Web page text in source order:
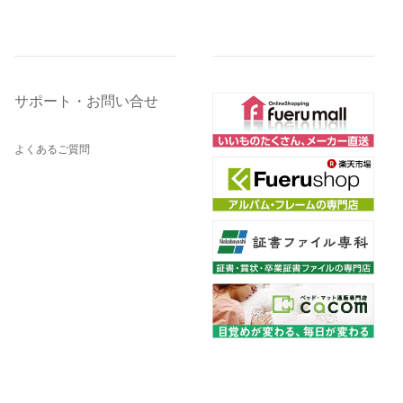
サポート・お問い合せ
よくあるご質問